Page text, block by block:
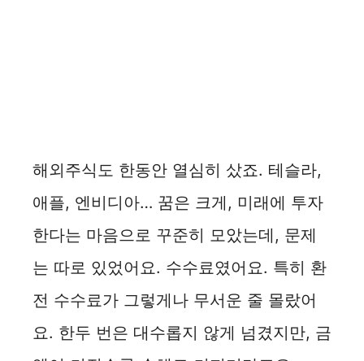
해외주식도 한동안 열심히 샀죠. 테슬라,
애플, 엔비디아… 꿈은 크게, 미래에 투자
한다는 마음으로 꾸준히 모았는데, 문제
는 따로 있었어요. 수수료였어요. 특히 환
전 수수료가 그렇게나 무서운 줄 몰랐어
요. 한두 번은 대수롭지 않게 넘겼지만, 금